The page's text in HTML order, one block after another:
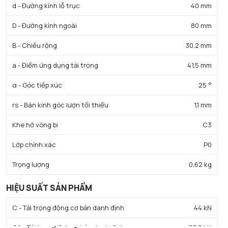
d - Đường kính lỗ trục 40 mm
D - Đường kính ngoài 80 mm
B - Chiều rộng 30,2 mm
a - Điểm ứng dụng tải trọng 41,5 mm
α - Góc tiếp xúc 25 °
rs - Bán kính góc lượn tối thiểu 1,1 mm
Khe hở vòng bi C3
Lớp chính xác P0
Trọng lượng 0,62 kg
HIỆU SUẤT SẢN PHẨM
C - Tải trọng động cơ bản danh định 44 kN